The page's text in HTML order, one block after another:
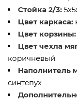
Стойка 2/3:
Цвет каркаса:
Цвет корзины:
Цвет чехла
коричневый
Наполнитель
синтепух